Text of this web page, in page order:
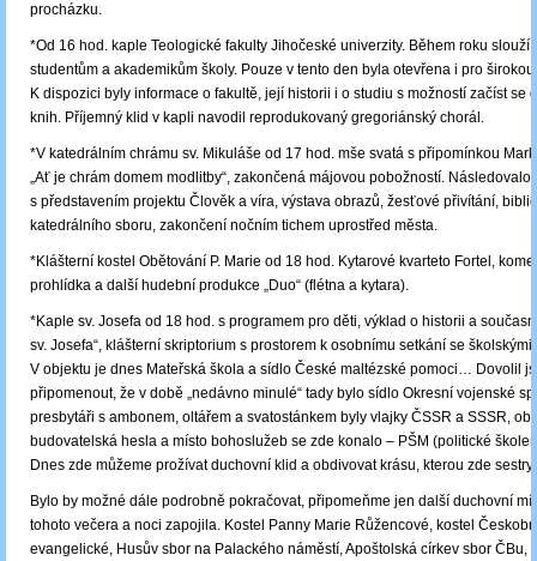
procházku.
*Od 16 hod. kaple Teologické fakulty Jihočeské univerzity. Během roku slouží
studentům a akademikům školy. Pouze v tento den byla otevřena i pro
K dispozici byly informace o fakultě, její historii i o studiu s možností začíst se
knih. Příjemný klid v kapli navodil reprodukovaný gregoriánský chorál.
*V katedrálním chrámu sv. Mikuláše od 17 hod. mše svatá s připomínkou
„Ať je chrám domem modlitby“, zakončená májovou pobožností. Následovalo
s představením projektu Člověk a víra, výstava obrazů, žesťové přivítání,
katedrálního sboru, zakončení nočním tichem uprostřed města.
*Klášterní kostel Obětování P. Marie od 18 hod. Kytarové kvarteto Fortel,
prohlídka a další hudební produkce „Duo“ (flétna a kytara).
*Kaple sv. Josefa od 18 hod. s programem pro děti, výklad o historii a
sv. Josefa“, klášterní skriptorium s prostorem k osobnímu setkání se školskými
V objektu je dnes Mateřská škola a sídlo České maltézské pomoci… Dovolil
připomenout, že v době „nedávno minulé“ tady bylo sídlo Okresní vojenské
presbytáři s ambonem, oltářem a svatostánkem byly vlajky ČSSR a SSSR,
budovatelská hesla a místo bohoslužeb se zde konalo – PŠM (politické
Dnes zde můžeme prožívat duchovní klid a obdivovat krásu, kterou zde sestry
Bylo by možné dále podrobně pokračovat, připomeňme jen další duchovní
tohoto večera a noci zapojila. Kostel Panny Marie Růžencové, kostel
evangelické, Husův sbor na Palackého náměstí, Apoštolská církev sbor ČBu,